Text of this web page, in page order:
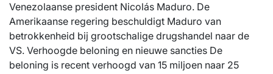
Venezolaanse president Nicolás Maduro. De
Amerikaanse regering beschuldigt Maduro van
betrokkenheid bij grootschalige drugshandel naar de
VS. Verhoogde beloning en nieuwe sancties De
beloning is recent verhoogd van 15 miljoen naar 25